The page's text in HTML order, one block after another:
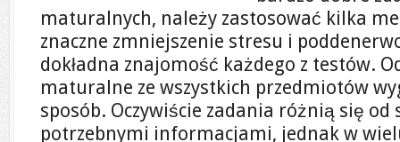
maturalnych, należy zastosować kilka
znaczne zmniejszenie stresu i
dokładna znajomość każdego z testów.
maturalne ze wszystkich przedmiotów
sposób. Oczywiście zadania różnią się
potrzebnymi informacjami, jednak w